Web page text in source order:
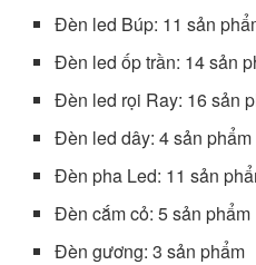
Đèn led Búp: 11 sản
Đèn led ốp trần: 14 sản
Đèn led rọi Ray: 16 sản
Đèn led dây: 4 sản phẩm
Đèn pha Led: 11 sản
Đèn cắm cỏ: 5 sản phẩm
Đèn gương: 3 sản phẩm